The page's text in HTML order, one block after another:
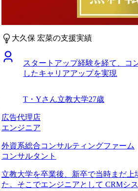
大久保 宏菜の支援実績
スタートアップ経験を経て、コ
したキャリアアップを実現
T・Yさん立教大学27歳
広告代理店
エンジニア
外資系総合コンサルティングファーム
コンサルタント
立教大学を卒業後、新卒で当時まだ
た。そこでエンジニアとして CRMシ